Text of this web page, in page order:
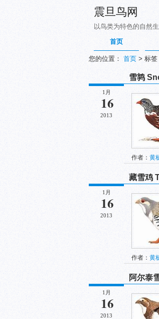
震旦鸟网
以鸟类为特色的自然
首页
您的位置： 首页 > 标签
1月
16
2013
雪鹑
作者： 黄
1月
16
2013
藏雪鸡
作者： 黄
1月
16
2013
阿尔泰